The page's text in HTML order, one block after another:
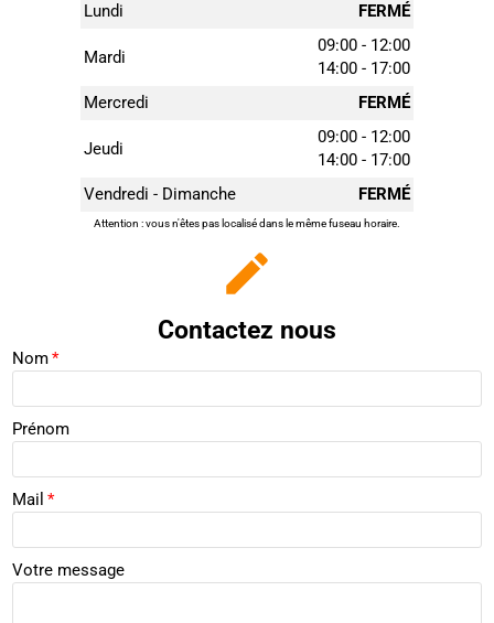
Lundi
FERMÉ
Mardi
09:00 - 12:00
14:00 - 17:00
Mercredi
FERMÉ
Jeudi
09:00 - 12:00
14:00 - 17:00
Vendredi - Dimanche
FERMÉ
Attention : vous n'êtes pas localisé dans le même fuseau horaire.
mode_edit
Contactez nous
Nom*
Prénom
Mail *
Votre message